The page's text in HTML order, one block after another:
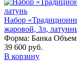
Набор
жаровой, 3л,
Форма: Банка
39 600 руб.
В корзину